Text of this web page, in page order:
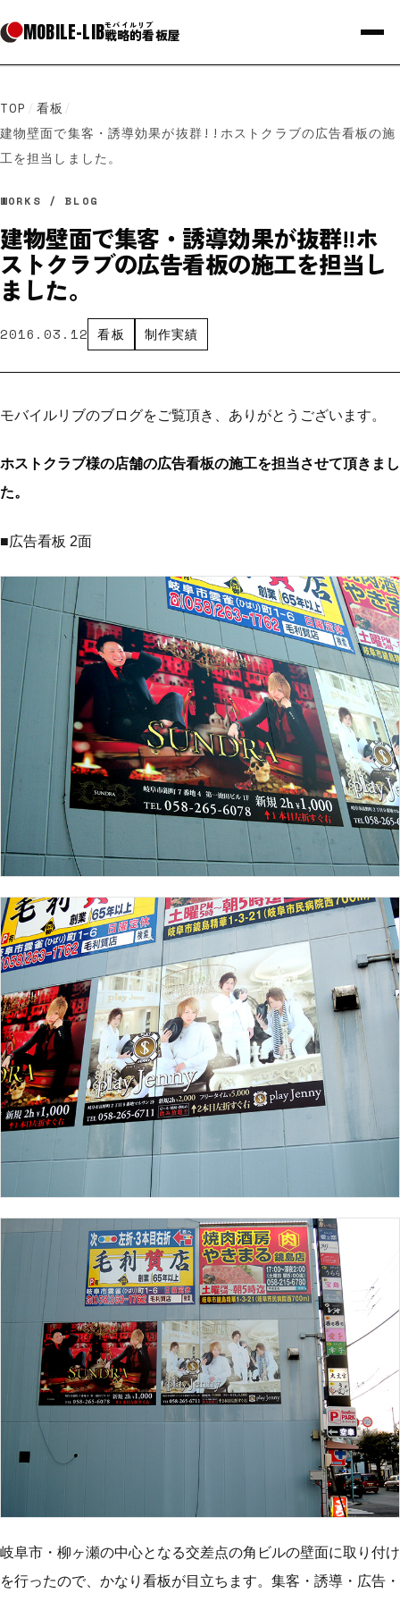
MOBILE-LIBモバイルリブ
戦略的看板屋
TOP / 看板 /
建物壁面で集客・誘導効果が抜群!!ホストクラブの広告看板の施
工を担当しました。
WORKS / BLOG
建物壁面で集客・誘導効果が抜群!!ホ
ストクラブの広告看板の施工を担当し
ました。
2016.03.12 看板 制作実績
モバイルリブのブログをご覧頂き、ありがとうございます。
ホストクラブ様の店舗の広告看板の施工を担当させて頂きまし
た。
■広告看板 2面
岐阜市・柳ヶ瀬の中心となる交差点の角ビルの壁面に取り付け
を行ったので、かなり看板が目立ちます。集客・誘導・広告・